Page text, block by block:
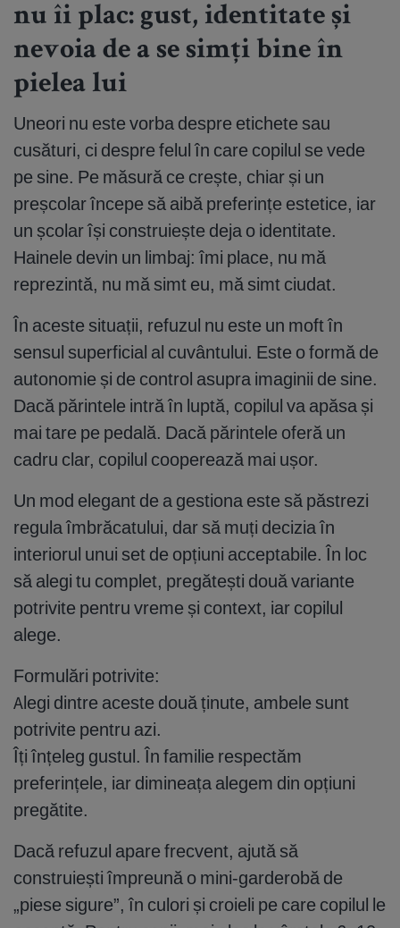
nu îi plac: gust, identitate și
nevoia de a se simți bine în
pielea lui
Uneori nu este vorba despre etichete sau
cusături, ci despre felul în care copilul se vede
pe sine. Pe măsură ce crește, chiar și un
preșcolar începe să aibă preferințe estetice, iar
un școlar își construiește deja o identitate.
Hainele devin un limbaj: îmi place, nu mă
reprezintă, nu mă simt eu, mă simt ciudat.
În aceste situații, refuzul nu este un moft în
sensul superficial al cuvântului. Este o formă de
autonomie și de control asupra imaginii de sine.
Dacă părintele intră în luptă, copilul va apăsa și
mai tare pe pedală. Dacă părintele oferă un
cadru clar, copilul cooperează mai ușor.
Un mod elegant de a gestiona este să păstrezi
regula îmbrăcatului, dar să muți decizia în
interiorul unui set de opțiuni acceptabile. În loc
să alegi tu complet, pregătești două variante
potrivite pentru vreme și context, iar copilul
alege.
Formulări potrivite:
Alegi dintre aceste două ținute, ambele sunt
potrivite pentru azi.
Îți înțeleg gustul. În familie respectăm
preferințele, iar dimineața alegem din opțiuni
pregătite.
Dacă refuzul apare frecvent, ajută să
construiești împreună o mini-garderobă de
„piese sigure”, în culori și croieli pe care copilul le